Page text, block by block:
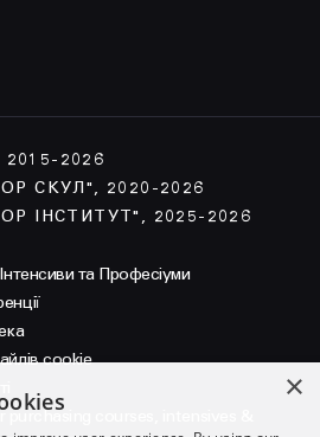
2026
СКУЛ", 2020-2026
ІНСТИТУТ", 2025-2026
та Професіуми
cookie
courses, intensives &
×